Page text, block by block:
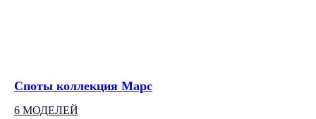
Споты коллекция Марс
6 МОДЕЛЕЙ